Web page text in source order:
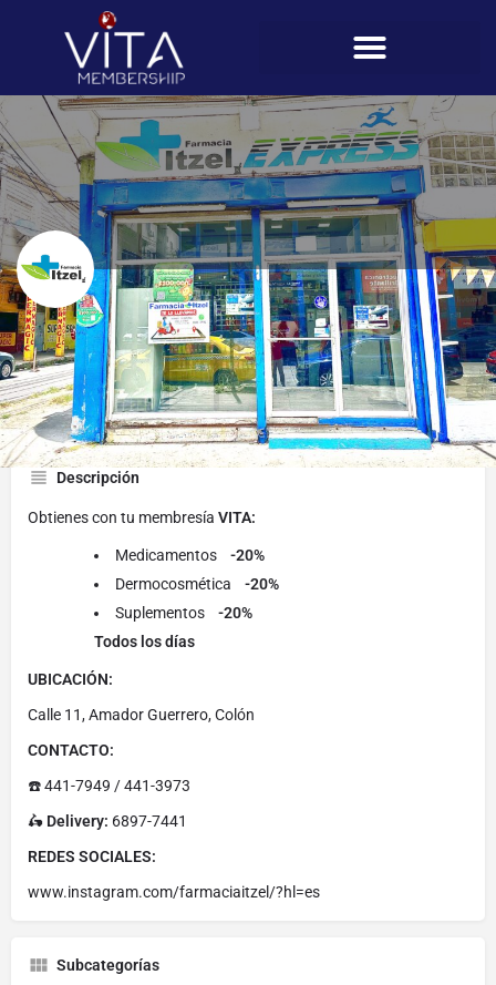
Farmacias Itzel Express (Calle 11)
Perfil
Descripción
Obtienes con tu membresía VITA:
Medicamentos
-20%
Dermocosmética
-20%
Suplementos -20%
Todos los días
UBICACIÓN:
Calle 11, Amador Guerrero, Colón
CONTACTO:
☎️ 441-7949 / 441-3973
🛵 Delivery: 6897-7441
REDES SOCIALES:
www.instagram.com/farmaciaitzel/?hl=es
Subcategorías